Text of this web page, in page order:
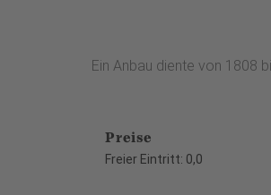
Ein Anbau diente von 1808
Preise
Freier Eintritt: 0,0